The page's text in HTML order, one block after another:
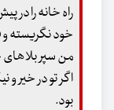
راه خانه را
خود نگریسته و
من سپر بلاهای
اگر تو در خیر و
بود.